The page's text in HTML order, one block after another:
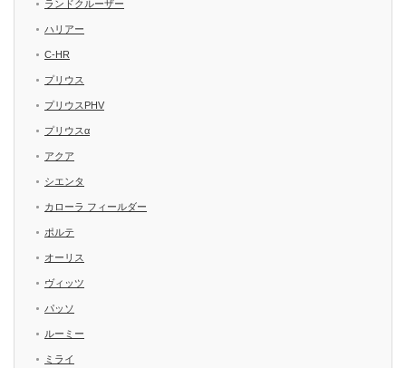
ランドクルーザー
ハリアー
C-HR
プリウス
プリウスPHV
プリウスα
アクア
シエンタ
カローラ フィールダー
ポルテ
オーリス
ヴィッツ
パッソ
ルーミー
ミライ